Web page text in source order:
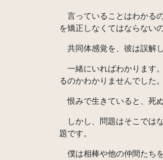
言っていることはわかる
を矯正しなくてはならない
共同体感覚を、彼は誤解
一緒にいればわかります
るのかわかりませんでした。
恨みで生きていると、死
しかし、問題はそこでは
題です。
僕は相棒や他の仲間たち